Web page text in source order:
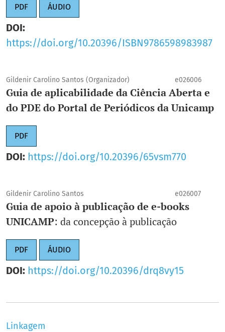
PDF ÁUDIO
DOI:
https://doi.org/10.20396/ISBN9786598983987
Gildenir Carolino Santos (Organizador) e026006
Guia de aplicabilidade da Ciência Aberta e
do PDE do Portal de Periódicos da Unicamp
PDF
DOI: https://doi.org/10.20396/65vsm770
Gildenir Carolino Santos e026007
Guia de apoio à publicação de e-books
UNICAMP: da concepção à publicação
PDF ÁUDIO
DOI: https://doi.org/10.20396/drq8vy15
Linkagem